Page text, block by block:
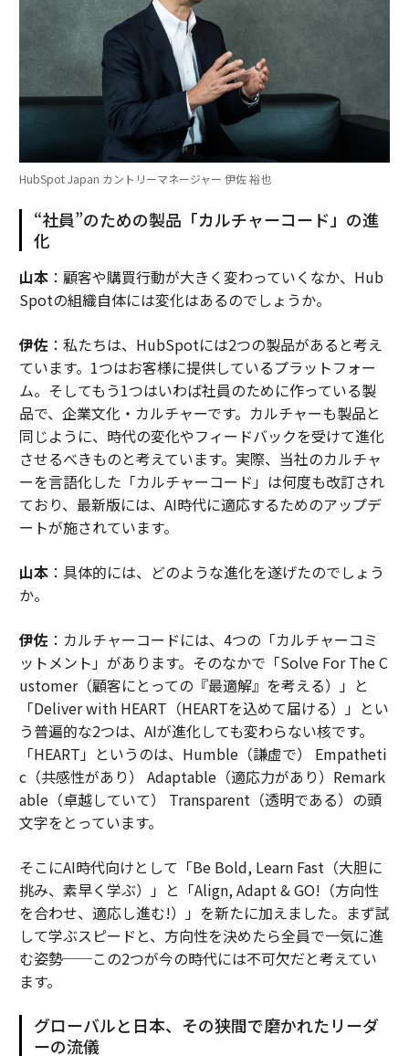
HubSpot Japan カントリーマネージャー 伊佐 裕也
“社員”のための製品「カルチャーコード」の進
化
山本：顧客や購買行動が大きく変わっていくなか、Hub
Spotの組織自体には変化はあるのでしょうか。
伊佐：私たちは、HubSpotには2つの製品があると考え
ています。1つはお客様に提供しているプラットフォー
ム。そしてもう1つはいわば社員のために作っている製
品で、企業文化・カルチャーです。カルチャーも製品と
同じように、時代の変化やフィードバックを受けて進化
させるべきものと考えています。実際、当社のカルチャ
ーを言語化した「カルチャーコード」は何度も改訂され
ており、最新版には、AI時代に適応するためのアップデ
ートが施されています。
山本：具体的には、どのような進化を遂げたのでしょう
か。
伊佐：カルチャーコードには、4つの「カルチャーコミ
ットメント」があります。そのなかで「Solve For The C
ustomer（顧客にとっての『最適解』を考える）」と
「Deliver with HEART（HEARTを込めて届ける）」とい
う普遍的な2つは、AIが進化しても変わらない核です。
「HEART」というのは、Humble（謙虚で） Empatheti
c（共感性があり） Adaptable（適応力があり）Remark
able（卓越していて） Transparent（透明である）の頭
文字をとっています。
そこにAI時代向けとして「Be Bold, Learn Fast（大胆に
挑み、素早く学ぶ）」と「Align, Adapt & GO!（方向性
を合わせ、適応し進む!）」を新たに加えました。まず試
して学ぶスピードと、方向性を決めたら全員で一気に進
む姿勢──この2つが今の時代には不可欠だと考えてい
ます。
グローバルと日本、その狭間で磨かれたリーダ
ーの流儀